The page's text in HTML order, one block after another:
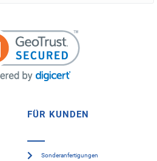
FÜR KUNDEN
Sonderanfertigungen